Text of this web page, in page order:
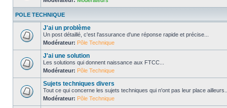
POLE TECHNIQUE
J'ai un problème
Un post détaillé, c'est l'assurance d'une réponse rapide et précise...
Modérateur: Pôle Technique
J'ai une solution
Les solutions qui donnent naissance aux FTCC...
Modérateur: Pôle Technique
Sujets techniques divers
Tout ce qui concerne les sujets techniques qui n'ont pas leur place
Modérateur: Pôle Technique